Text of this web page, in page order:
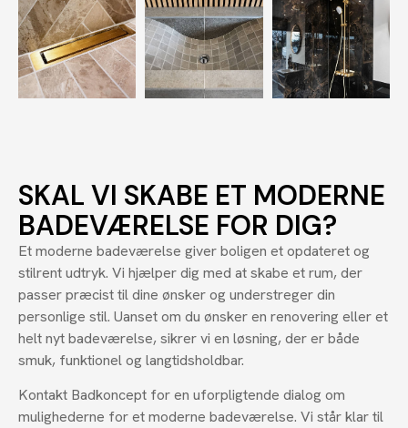
SKAL VI SKABE ET MODERNE
BADEVÆRELSE FOR DIG?
Et moderne badeværelse giver boligen et opdateret og
stilrent udtryk. Vi hjælper dig med at skabe et rum, der
passer præcist til dine ønsker og understreger din
personlige stil. Uanset om du ønsker en renovering eller et
helt nyt badeværelse, sikrer vi en løsning, der er både
smuk, funktionel og langtidsholdbar.
Kontakt Badkoncept for en uforpligtende dialog om
mulighederne for et moderne badeværelse. Vi står klar til